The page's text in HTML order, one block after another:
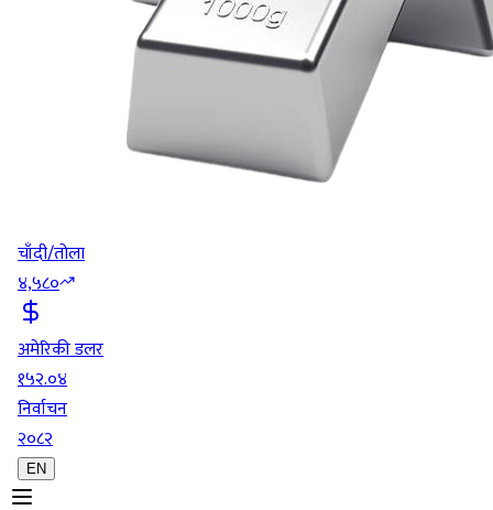
चाँदी/तोला
४,५८०
अमेरिकी डलर
१५२.०४
निर्वाचन
२०८२
EN